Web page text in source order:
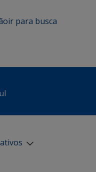
ir para busca